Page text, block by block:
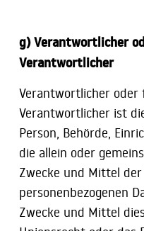
g) Verantwortlicher
Verantwortlicher
Verantwortlicher
Verantwortlicher ist
Person, Behörde,
die allein oder
Zwecke und Mittel
personenbezogenen
Zwecke und Mittel